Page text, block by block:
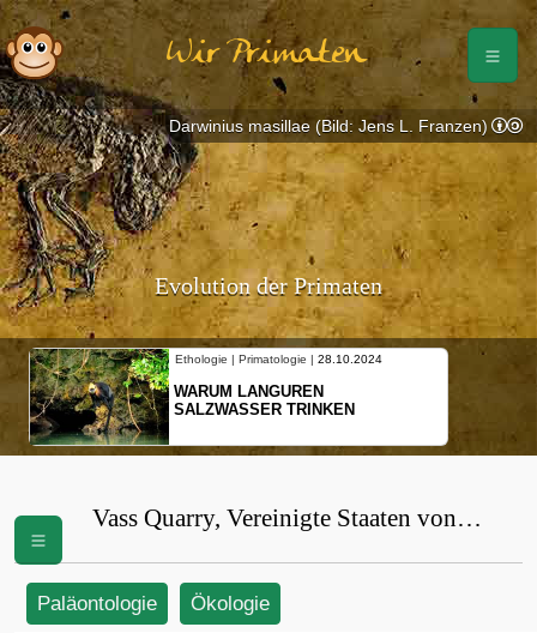
Wir Primaten
Evolution der Primaten
Ethologie | Primatologie | 28.10.2024
WARUM LANGUREN
SALZWASSER TRINKEN
Darwinius masillae (Bild: Jens L. Franzen)
Vass Quarry, Vereinigte Staaten von
Paläontologie Ökologie